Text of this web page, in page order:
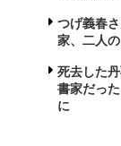
つげ義春
家、二人
死去した
書家だっ
に